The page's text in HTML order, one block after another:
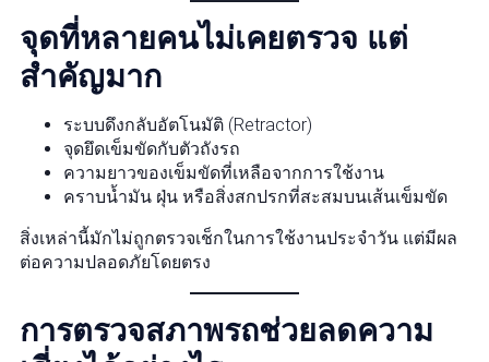
จุดที่หลายคนไม่เคยตรวจ แต่
สำคัญมาก
ระบบดึงกลับอัตโนมัติ (Retractor)
จุดยึดเข็มขัดกับตัวถังรถ
ความยาวของเข็มขัดที่เหลือจากการใช้งาน
คราบน้ำมัน ฝุ่น หรือสิ่งสกปรกที่สะสมบนเส้นเข็มขัด
สิ่งเหล่านี้มักไม่ถูกตรวจเช็กในการใช้งานประจำวัน แต่มีผล
ต่อความปลอดภัยโดยตรง
การตรวจสภาพรถช่วยลดความ